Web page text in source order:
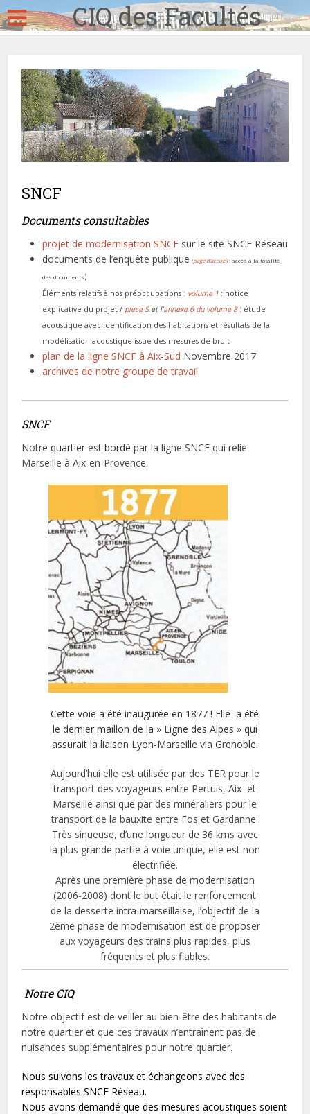
CIQ des Facultés
SNCF
Documents consultables
projet de modernisation SNCF sur le site SNCF Réseau
documents de l’enquête publique (page d’accueil: accès à la totalité
des documents)
Éléments relatifs à nos préoccupations : volume 1 : notice
explicative du projet / pièce Set l’annexe 6 du volume 8: étude
acoustique avec identification des habitations et résultats de la
modélisation acoustique issue des mesures de bruit
plan de la ligne SNCF à Aix-Sud Novembre 2017
archives de notre groupe de travail
SNCF
Notrequartier estbordépar la ligne SNCF qui relie
Marseille à Aix-en-Provence.
Cette voie a été inaugurée en 1877 ! Elle a été
le dernier maillon de la » Ligne des Alpes » qui
assurait la liaison Lyon-Marseille via Grenoble.
Aujourd’hui elle est utilisée par des TER pour le
transport des voyageurs entre Pertuis, Aix et
Marseille ainsi que par des minéraliers pour le
transport de la bauxite entre Fos et Gardanne.
Très sinueuse, d’une longueur de 36 kms avec
la plus grande partie à voie unique, elle est non
électrifiée.
Après une première phase de modernisation
(2006-2008) dont le but était le renforcement
de la desserte intra-marseillaise, l’objectif de la
2ème phase de modernisation est de proposer
aux voyageurs des trains plus rapides, plus
fréquents et plus fiables.
Notre CIQ
Notre objectif est de veiller au bien-être des habitants de
notre quartier et que ces travaux n’entraînent pas de
nuisances supplémentaires pour notre quartier.
Nous suivons les travaux et échangeons avec des
responsables SNCF Réseau.
Nous avons demandé que des mesures acoustiques soient